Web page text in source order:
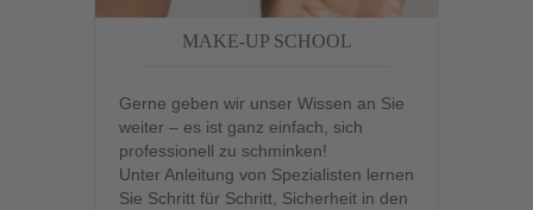
MAKE-UP SCHOOL
Gerne geben wir unser Wissen an Sie
weiter – es ist ganz einfach, sich
professionell zu schminken!
Unter Anleitung von Spezialisten lernen
Sie Schritt für Schritt, Sicherheit in den